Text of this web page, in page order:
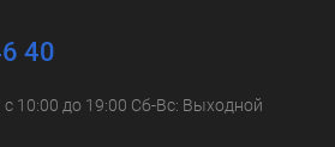
40
10:00 до 19:00 Сб-Вс: Выходной